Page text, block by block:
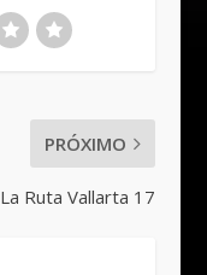
PRÓXIMO
La Ruta Vallarta 17